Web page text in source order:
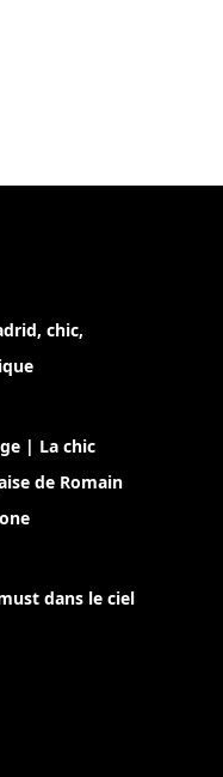
chic,
| La chic
de Romain
dans le ciel